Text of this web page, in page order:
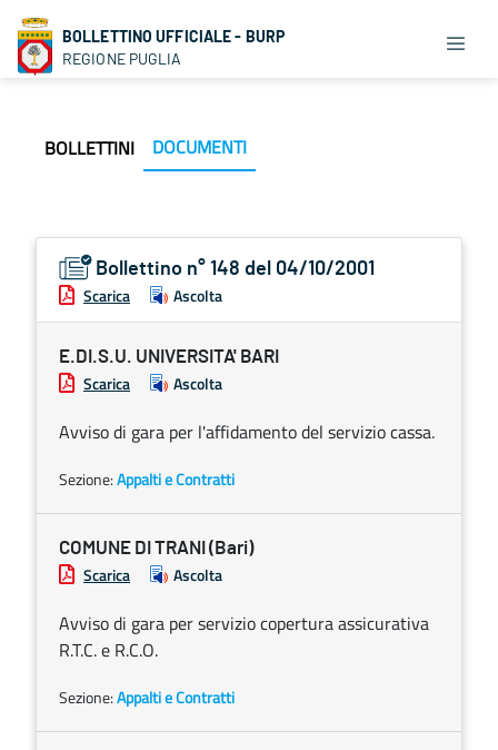
BOLLETTINO UFFICIALE - BURP
REGIONE PUGLIA
BOLLETTINI DOCUMENTI
Bollettino n° 148 del 04/10/2001
Scarica Ascolta
E.DI.S.U. UNIVERSITA' BARI
Scarica Ascolta
Avviso di gara per l'affidamento del servizio cassa.
Sezione:Appalti e Contratti
COMUNE DI TRANI (Bari)
Scarica Ascolta
Avviso di gara per servizio copertura assicurativa
R.T.C. e R.C.O.
Sezione:Appalti e Contratti